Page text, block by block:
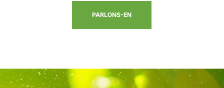
PARLONS-EN